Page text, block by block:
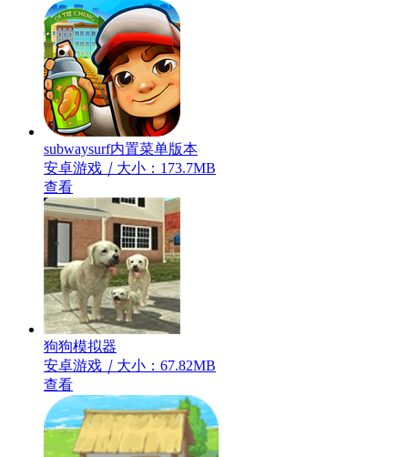
subwaysurf内置菜单版本
安卓游戏 ｜ 大小：173.7MB
查看
狗狗模拟器
安卓游戏 ｜ 大小：67.82MB
查看